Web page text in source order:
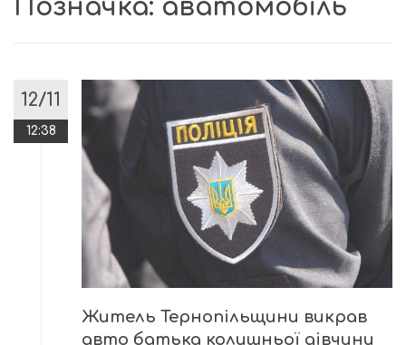
Позначка: аватомобіль
12/11
12:38
Житель Тернопільщини викрав
авто батька колишньої дівчини